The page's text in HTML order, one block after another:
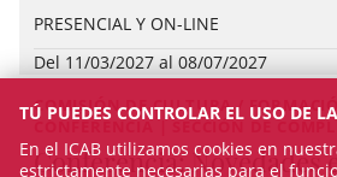
PRESENCIAL Y ON-LINE
Del 11/03/2027 al 08/07/2027
COMISIÓN DE CULTURA /
Conferencia: Novedades
TÚ PUEDES CONTROLAR EL USO DE
En el ICAB utilizamos cookies en
estrictamente necesarias para el